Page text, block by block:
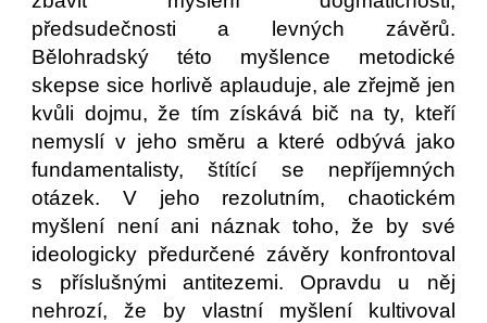
předsudečnosti a levných závěrů.
Bělohradský této myšlence metodické
skepse sice horlivě aplauduje, ale zřejmě jen
kvůli dojmu, že tím získává bič na ty, kteří
nemyslí v jeho směru a které odbývá jako
fundamentalisty, štítící se nepříjemných
otázek. V jeho rezolutním, chaotickém
myšlení není ani náznak toho, že by své
ideologicky předurčené závěry konfrontoval
s příslušnými antitezemi. Opravdu u něj
nehrozí, že by vlastní myšlení kultivoval